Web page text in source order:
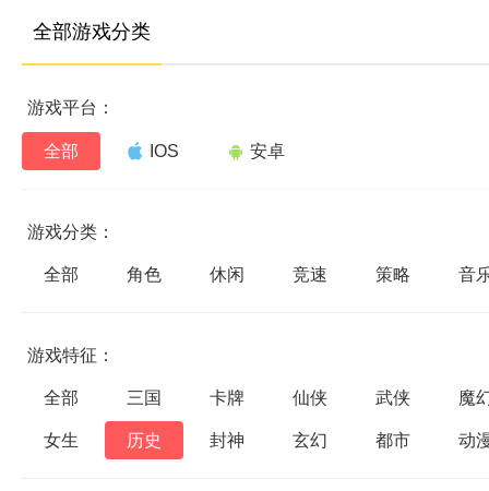
全部游戏分类
游戏平台：
全部 IOS 安卓
游戏分类：
全部 角色 休闲 竞速 策略 音
游戏特征：
全部 三国 卡牌 仙侠 武侠 魔
女生 历史 封神 玄幻 都市 动